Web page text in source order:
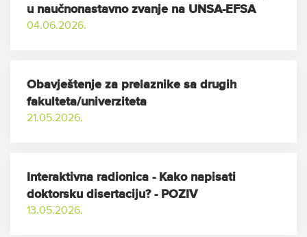
u naučnonastavno zvanje na UNSA-EFSA
04.06.2026.
Obavještenje za prelaznike sa drugih
fakulteta/univerziteta
21.05.2026.
Interaktivna radionica - Kako napisati
doktorsku disertaciju? - POZIV
13.05.2026.